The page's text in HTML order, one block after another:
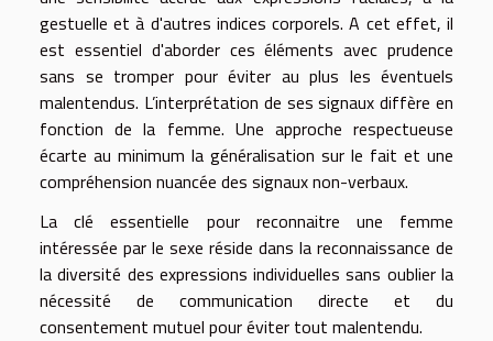
gestuelle et à d'autres indices corporels. A cet effet, il
est essentiel d'aborder ces éléments avec prudence
sans se tromper pour éviter au plus les éventuels
malentendus. L’interprétation de ses signaux diffère en
fonction de la femme. Une approche respectueuse
écarte au minimum la généralisation sur le fait et une
compréhension nuancée des signaux non-verbaux.
La clé essentielle pour reconnaitre une femme
intéressée par le sexe réside dans la reconnaissance de
la diversité des expressions individuelles sans oublier la
nécessité de communication directe et du
consentement mutuel pour éviter tout malentendu.